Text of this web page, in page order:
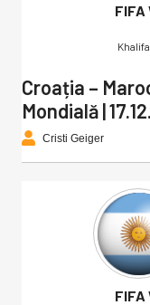
FIFA
Croația –
Mondială |
Cristi Geiger
FIFA